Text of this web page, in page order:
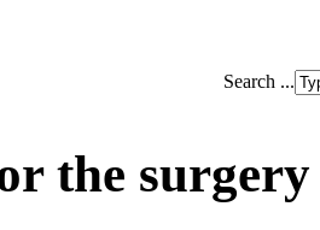
Search ...
the surgery